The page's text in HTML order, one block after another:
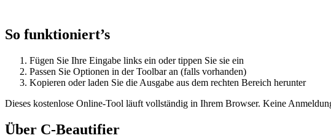
So funktioniert’s
Fügen Sie Ihre Eingabe links ein oder tippen Sie sie ein
Passen Sie Optionen in der Toolbar an (falls vorhanden)
Kopieren oder laden Sie die Ausgabe aus dem rechten Bereich herunter
Dieses kostenlose Online‑Tool läuft vollständig in Ihrem Browser. Keine
Über C‑Beautifier